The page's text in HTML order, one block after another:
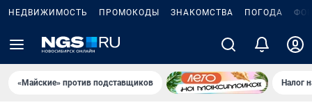
НЕДВИЖИМОСТЬ ПРОМОКОДЫ ЗНАКОМСТВА ПОГОДА
«Майские» против подставщиков Налог